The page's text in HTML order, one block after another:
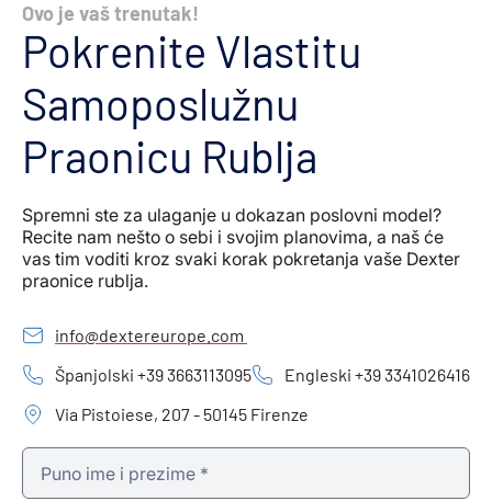
Ovo je vaš trenutak!
Pokrenite Vlastitu
Samoposlužnu
Praonicu Rublja
Spremni ste za ulaganje u dokazan poslovni model?
Recite nam nešto o sebi i svojim planovima, a naš će
vas tim voditi kroz svaki korak pokretanja vaše Dexter
praonice rublja.
info@dextereurope.com
Španjolski +39 3663113095
Engleski +39 3341026416
Via Pistoiese, 207 - 50145 Firenze